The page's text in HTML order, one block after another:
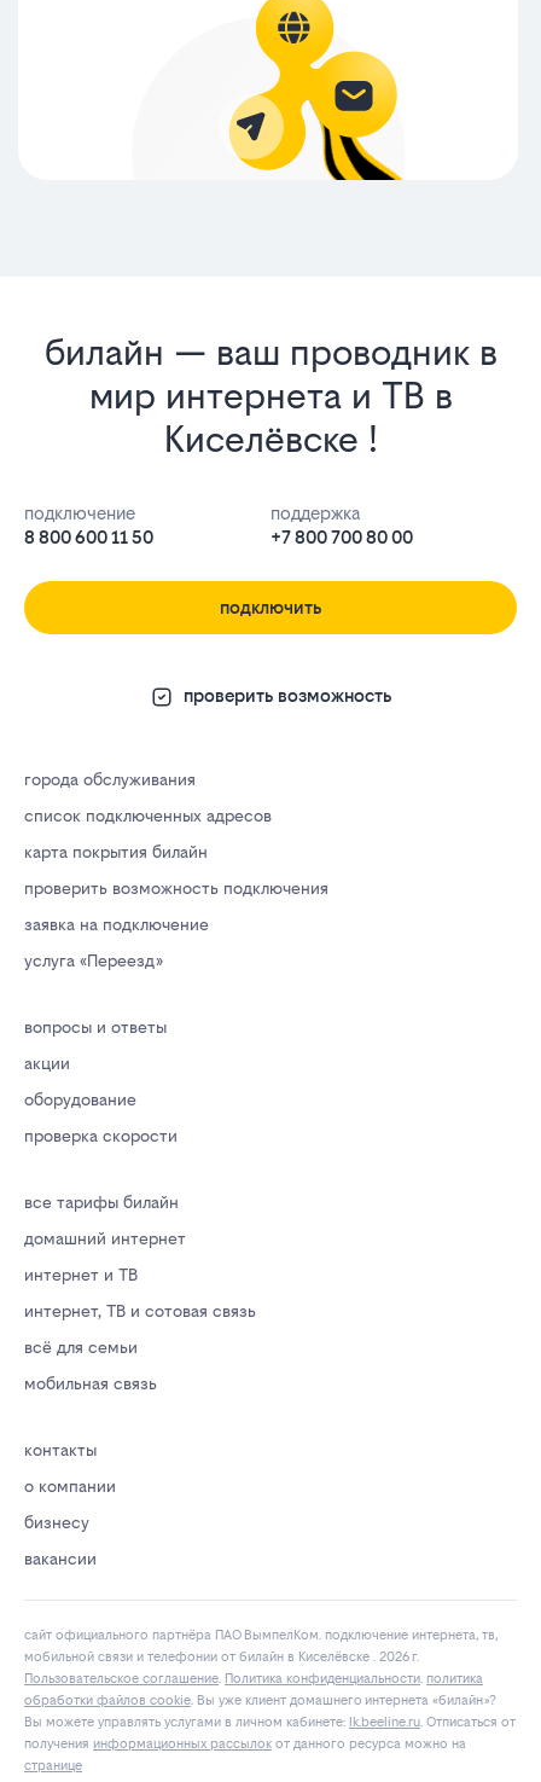
билайн — ваш проводник в
мир интернета и ТВ в
Киселёвске !
подключение
8 800 600 11 50
поддержка
+7 800 700 80 00
подключить
проверить возможность
города обслуживания
список подключенных адресов
карта покрытия билайн
проверить возможность подключения
заявка на подключение
услуга «Переезд»
вопросы и ответы
акции
оборудование
проверка скорости
все тарифы билайн
домашний интернет
интернет и ТВ
интернет, ТВ и сотовая связь
всё для семьи
мобильная связь
контакты
о компании
бизнесу
вакансии
сайт официального партнёра ПАО ВымпелКом. подключение интернета, тв,
мобильной связи и телефонии от билайн в Киселёвске . 2026 г.
Пользовательское соглашение. Политика конфиденциальности. политика
обработки файлов cookie. Вы уже клиент домашнего интернета «билайн»?
Вы можете управлять услугами в личнoм кaбинeтe:
lk.bееlinе.ru. Отписаться от
получения информационных рассылок от данного ресурса можно на
странице